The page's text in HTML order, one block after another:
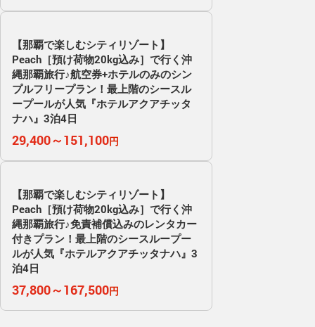
【那覇で楽しむシティリゾート】
Peach［預け荷物20kg込み］で行く沖
縄那覇旅行♪航空券+ホテルのみのシン
プルフリープラン！最上階のシースル
ープールが人気『ホテルアクアチッタ
ナハ』3泊4日
29,400～151,100円
【那覇で楽しむシティリゾート】
Peach［預け荷物20kg込み］で行く沖
縄那覇旅行♪免責補償込みのレンタカー
付きプラン！最上階のシースループー
ルが人気『ホテルアクアチッタナハ』3
泊4日
37,800～167,500円